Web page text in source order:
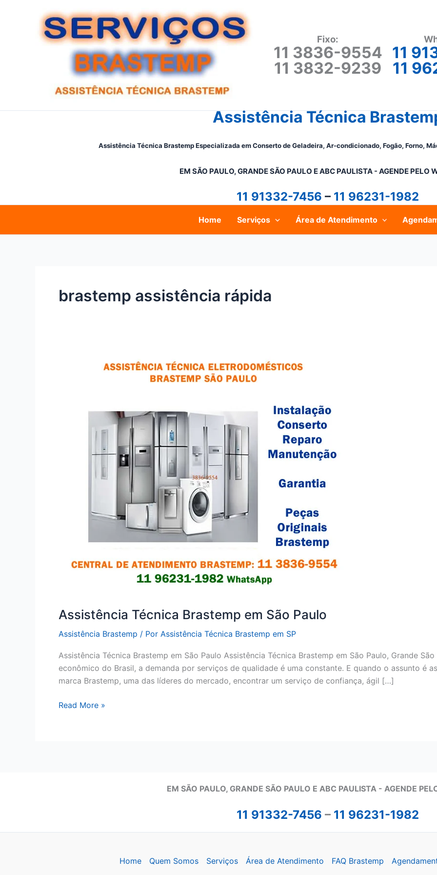
Fixo:
11 3836-9554
11 3832-9239
11
11
Assistência Técnica
Assistência Técnica Brastemp Especializada em Conserto de Geladeira, Ar-condicionado, Fogão, Forno,
EM SÃO PAULO, GRANDE SÃO PAULO E ABC PAULISTA - AGENDE PELO
11 91332-7456 – 11 96231-1982
Home Serviços Área de Atendimento
brastemp assistência rápida
Assistência Técnica Brastemp em São Paulo
Assistência Brastemp / Por Assistência Técnica Brastemp em SP
Assistência Técnica Brastemp em São Paulo Assistência Técnica Brastemp em São Paulo, Grande
econômico do Brasil, a demanda por serviços de qualidade é uma constante. E quando o assunto é
marca Brastemp, uma das líderes do mercado, encontrar um serviço de confiança, ágil […]
Assistência
Read More »
EM SÃO PAULO, GRANDE SÃO PAULO E ABC PAULISTA - AGENDE
11 91332-7456 – 11 96231-1982
Home Quem Somos Serviços Área de Atendimento FAQ Brastemp